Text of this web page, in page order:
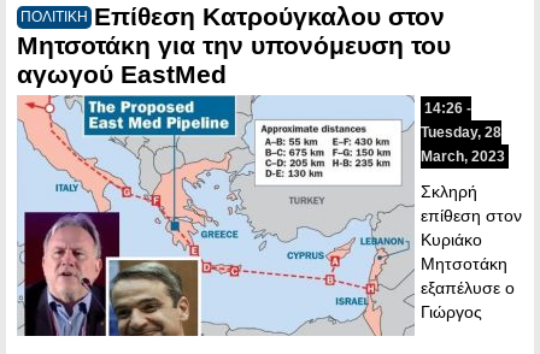
ΠΟΛΙΤΙΚΗ Επίθεση Κατρούγκαλου στον
Μητσοτάκη για την υπονόμευση του
αγωγού EastMed
14:26 -
Tuesday, 28
March, 2023
Σκληρή
επίθεση στον
Κυριάκο
Μητσοτάκη
εξαπέλυσε ο
Γιώργος